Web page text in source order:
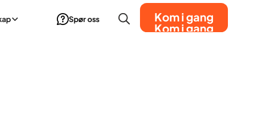
Spør oss
Kom i gang
Kom i gang